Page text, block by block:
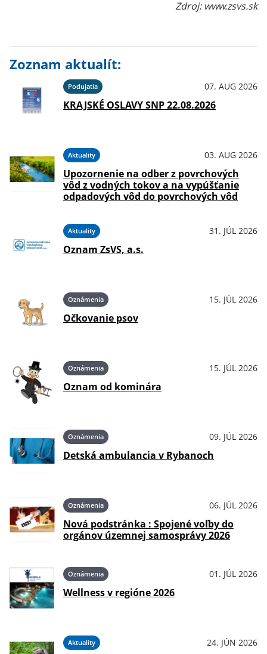
Zdroj: www.zsvs.sk
Zoznam aktualít:
Podujatia 07. AUG 2026
KRAJSKÉ OSLAVY SNP 22.08.2026
Aktuality 03. AUG 2026
Upozornenie na odber z povrchových
vôd z vodných tokov a na vypúšťanie
odpadových vôd do povrchových vôd
Aktuality 31. JÚL 2026
Oznam ZsVS, a.s.
Oznámenia 15. JÚL 2026
Očkovanie psov
Oznámenia 15. JÚL 2026
Oznam od kominára
Oznámenia 09. JÚL 2026
Detská ambulancia v Rybanoch
Oznámenia 06. JÚL 2026
Nová podstránka : Spojené voľby do
orgánov územnej samosprávy 2026
Oznámenia 01. JÚL 2026
Wellness v regióne 2026
Aktuality 24. JÚN 2026